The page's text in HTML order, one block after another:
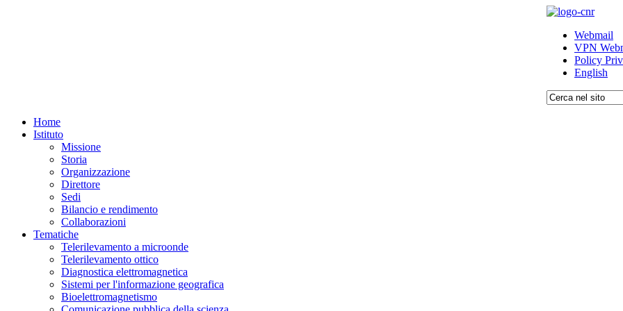
Webmail
VPN
Policy
English
Home
Istituto
Missione
Storia
Organizzazione
Direttore
Sedi
Bilancio e rendimento
Collaborazioni
Tematiche
Telerilevamento a microonde
Telerilevamento ottico
Diagnostica elettromagnetica
Sistemi per l'informazione geografica
Bioelettromagnetismo